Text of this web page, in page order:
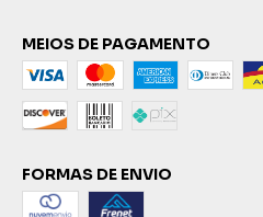
MEIOS DE PAGAMENTO
FORMAS DE ENVIO